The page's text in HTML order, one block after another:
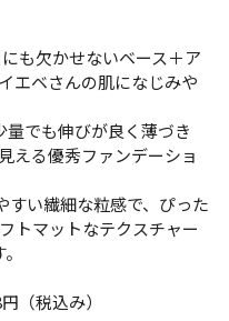
も欠かせないベース＋ア
エベさんの肌になじみや
でも伸びが良く薄づき
える優秀ファンデーショ
い繊細な粒感で、ぴった
トマットなテクスチャー
（税込み）